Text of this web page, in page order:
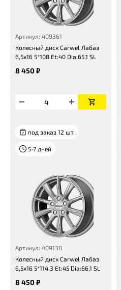
Артикул: 409361
Колесный диск Carwel Лабаз
6,5x16 5*108 Et:40 Dia:65,1 SL
8 450 ₽
под заказ 12 шт.
5-7 дней
Артикул: 409138
Колесный диск Carwel Лабаз
6,5x16 5*114,3 Et:45 Dia:66,1 SL
8 450 ₽